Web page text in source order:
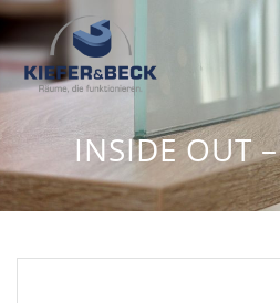
Zum
INSIDE OUT